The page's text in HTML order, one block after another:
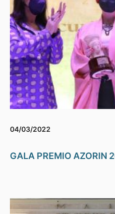
04/03/2022
GALA PREMIO AZORIN